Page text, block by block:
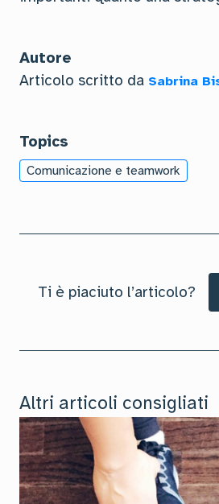
Autore
Articolo scritto da Sabrina
Topics
Comunicazione e teamwork
Ti è piaciuto l’articolo?
Altri articoli consigliati